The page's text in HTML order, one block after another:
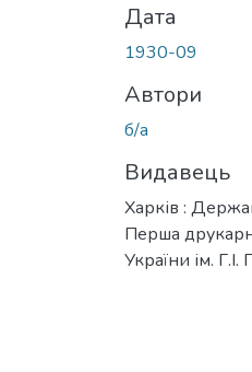
Дата
1930-09
Автори
б/а
Видавець
Харків :
Перша
України ім.